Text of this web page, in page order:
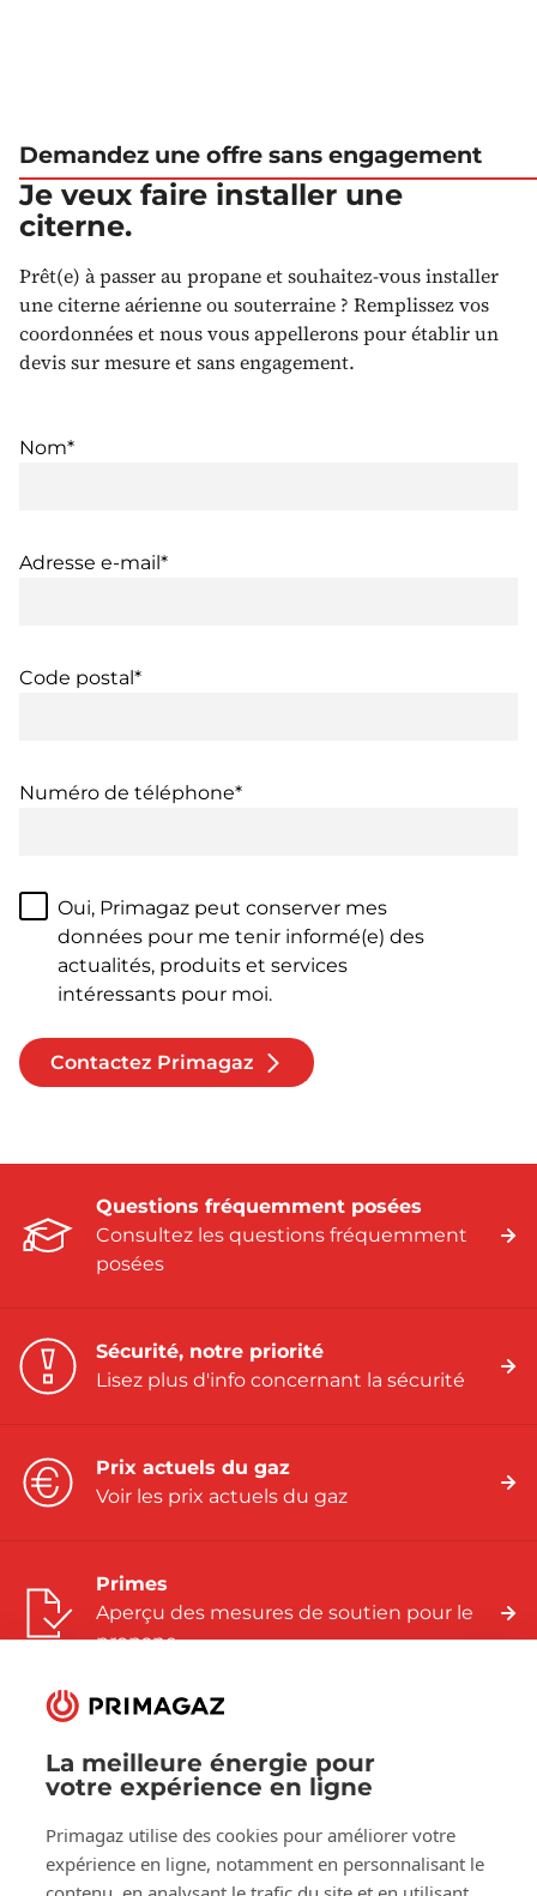
La meilleure énergie pour
votre expérience en ligne
Primagaz utilise des cookies pour améliorer votre
expérience en ligne, notamment en personnalisant le
Demandez une offre sans engagement
Je veux faire installer une
citerne.
Prêt(e) à passer au propane et souhaitez-vous installer
une citerne aérienne ou souterraine ? Remplissez vos
coordonnées et nous vous appellerons pour établir un
devis sur mesure et sans engagement.
Nom*
Adresse e-mail*
Code postal*
Numéro de téléphone*
Oui, Primagaz peut conserver mes
données pour me tenir informé(e) des
actualités, produits et services
intéressants pour moi.
Contactez Primagaz
Questions fréquemment posées
Consultez les questions fréquemment
posées
Sécurité, notre priorité
Lisez plus d'info concernant la sécurité
Prix actuels du gaz
Voir les prix actuels du gaz
Primes
Aperçu des mesures de soutien pour le
propane
Suivez-nous sur:
Facebook
LinkedInYouTube